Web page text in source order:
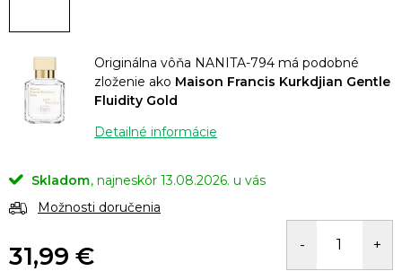
Originálna vôňa NANITA-794 má podobné
zloženie ako Maison Francis Kurkdjian Gentle
Fluidity Gold
Detailné informácie
Skladom
13.08.2026.
Možnosti doručenia
31,99 €